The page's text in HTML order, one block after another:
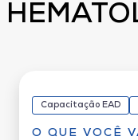
Capacitação EAD
O QUE VOCÊ